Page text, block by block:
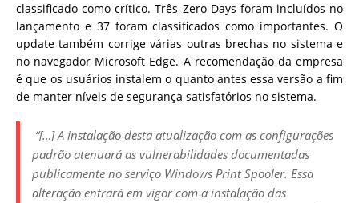
classificado como crítico. Três Zero Days foram incluídos no
lançamento e 37 foram classificados como importantes. O
update também corrige várias outras brechas no sistema e
no navegador Microsoft Edge. A recomendação da empresa
é que os usuários instalem o quanto antes essa versão a fim
de manter níveis de segurança satisfatórios no sistema.
“[…] A instalação desta atualização com as configurações
padrão atenuará as vulnerabilidades documentadas
publicamente no serviço Windows Print Spooler. Essa
alteração entrará em vigor com a instalação das